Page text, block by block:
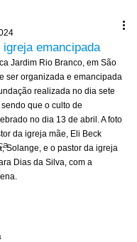
emancipada
Jardim Rio Branco, em São
ser organizada e emancipada
realizada no dia sete
que o culto de
no dia 13 de abril. A foto
da igreja mãe, Eli Beck
Solange, e o pastor da igreja
Dias da Silva, com a